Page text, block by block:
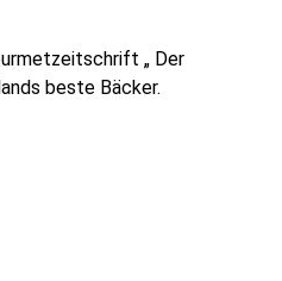
„ Der
beste Bäcker.